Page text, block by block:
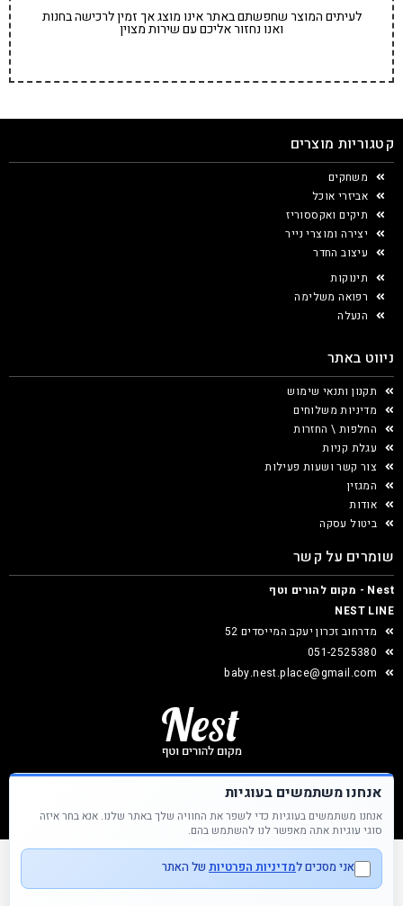
לעיתים המוצר שחפשתם באתר אינו מוצג אך זמין לרכישה בחנות
ואנו נחזור אליכם עם שירות מצוין
קטגוריות מוצרים
משחקים
אביזרי אוכל
תיקים ואקססוריז
יצירה ומוצרי נייר
עיצוב החדר
תינוקות
רפואה משלימה
הנעלה
ניווט באתר
תקנון ותנאי שימוש
מדיניות משלוחים
החלפות \ החזרות
עגלת קניות
צור קשר ושעות פעילות
המגזין
אודות
ביטול עסקה
שומרים על קשר
Nest - מקום להורים וטף
NEST LINE
מדרחוב זכרון יעקב המייסדים 52
051-2525380
baby.nest.place@gmail.com
Nest &copy כל הזכויות שמורות
אנחנו משתמשים בעוגיות
אנחנו משתמשים בעוגיות כדי לשפר את החוויה שלך באתר שלנו. אנא בחר איזה
סוגי עוגיות אתה מאפשר לנו להשתמש בהם.
אני מסכים למדיניות הפרטיות של האתר